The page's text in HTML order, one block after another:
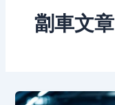
劏車文章